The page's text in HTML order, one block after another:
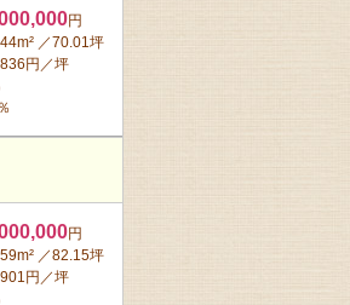
円
／70.01坪
円／坪
円
／82.15坪
円／坪